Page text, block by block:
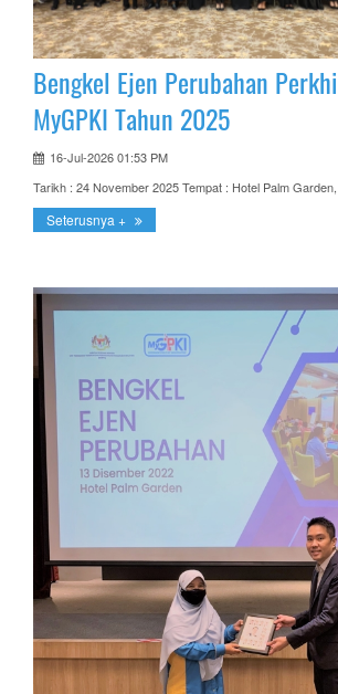
Bengkel Ejen Perubahan
MyGPKI Tahun 2025
16-Jul-2026 01:53 PM
Tarikh : 24 November 2025 Tempat : Hotel Palm
Seterusnya +